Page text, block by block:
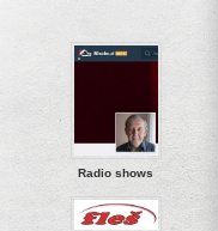
Radio shows